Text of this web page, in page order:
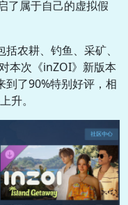
了属于自己的虚拟假
农耕、钓鱼、采矿、
本次《inZOI》新版本
到了90%特别好评，相
升。